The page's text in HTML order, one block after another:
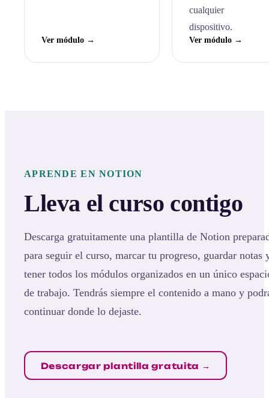
Ver módulo →
cualquier
dispositivo.
Ver módulo →
APRENDE EN NOTION
Lleva el curso contigo
Descarga gratuitamente una plantilla de Notion
para seguir el curso, marcar tu progreso, guardar notas
tener todos los módulos organizados en un único
de trabajo. Tendrás siempre el contenido a mano y
continuar donde lo dejaste.
Descargar plantilla gratuita →